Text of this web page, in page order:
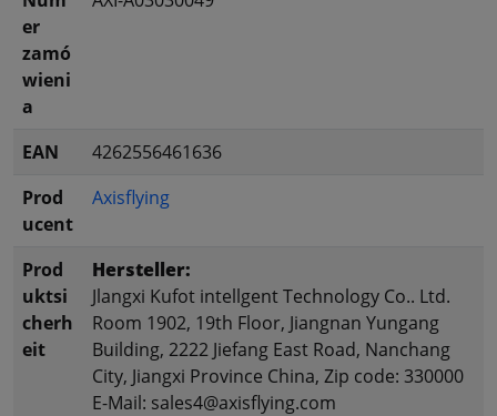
er
zamó
wieni
a
EAN
4262556461636
Prod
ucent
Axisflying
Prod
uktsi
cherh
eit
Hersteller:
Jlangxi Kufot intellgent Technology Co.. Ltd.
Room 1902, 19th Floor, Jiangnan Yungang
Building, 2222 Jiefang East Road, Nanchang
City, Jiangxi Province China, Zip code: 330000
E-Mail: sales4@axisflying.com